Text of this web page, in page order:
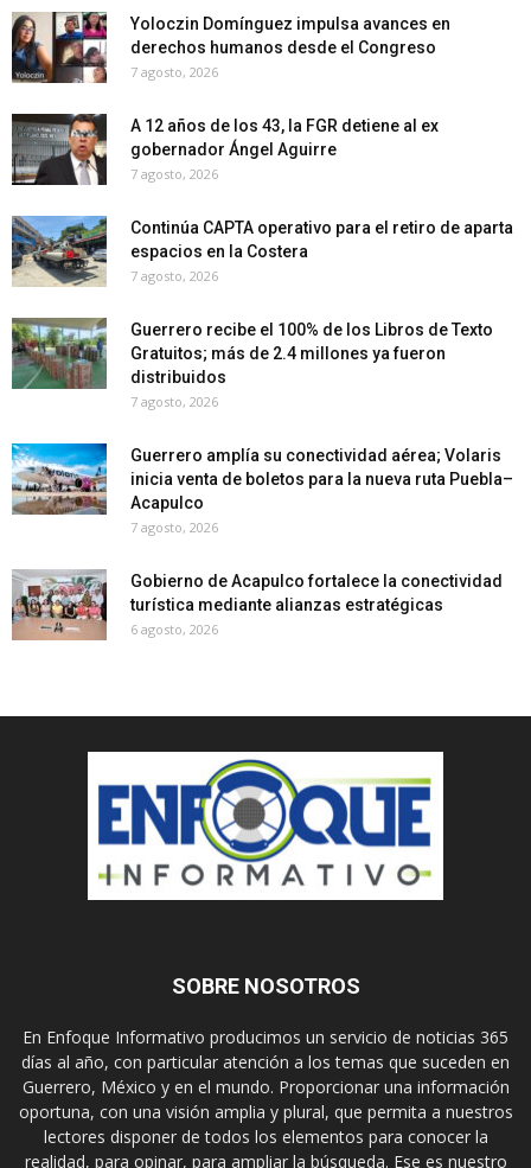
Yoloczin Domínguez impulsa avances en
derechos humanos desde el Congreso
7 agosto, 2026
A 12 años de los 43, la FGR detiene al ex
gobernador Ángel Aguirre
7 agosto, 2026
Continúa CAPTA operativo para el retiro de aparta
espacios en la Costera
7 agosto, 2026
Guerrero recibe el 100% de los Libros de Texto
Gratuitos; más de 2.4 millones ya fueron
distribuidos
7 agosto, 2026
Guerrero amplía su conectividad aérea; Volaris
inicia venta de boletos para la nueva ruta Puebla–
Acapulco
7 agosto, 2026
Gobierno de Acapulco fortalece la conectividad
turística mediante alianzas estratégicas
6 agosto, 2026
SOBRE NOSOTROS
En Enfoque Informativo producimos un servicio de noticias 365
días al año, con particular atención a los temas que suceden en
Guerrero, México y en el mundo. Proporcionar una información
oportuna, con una visión amplia y plural, que permita a nuestros
lectores disponer de todos los elementos para conocer la
realidad, para opinar, para ampliar la búsqueda. Ese es nuestro